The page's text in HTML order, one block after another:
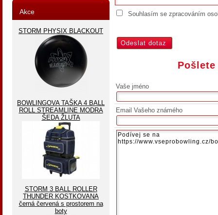
Souhlasím se zpracováním
Vaše jméno
Email Vašeho známého
Akce
STORM PHYSIX BLACKOUT
BOWLINGOVA TAŠKA 4 BALL
ROLL STREAMLINE MODRA
ŠEDA ŽLUTA
STORM 3 BALL ROLLER
THUNDER KOSTKOVANA
černá červená s prostorem na
boty